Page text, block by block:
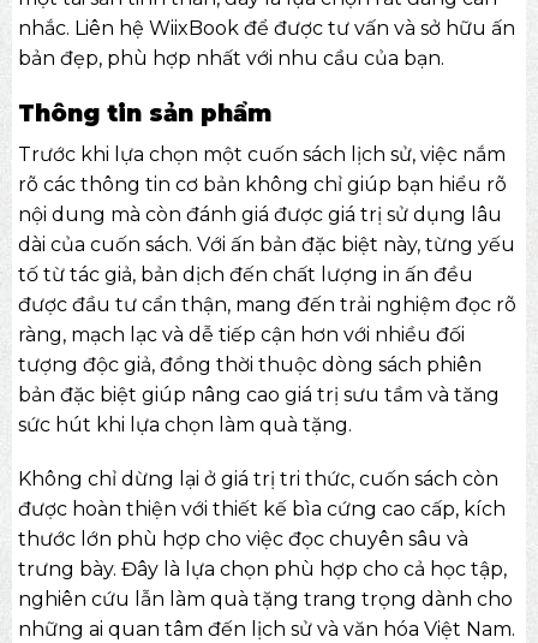
nhắc. Liên hệ WiixBook để được tư vấn và sở hữu ấn
bản đẹp, phù hợp nhất với nhu cầu của bạn.
Thông tin sản phẩm
Trước khi lựa chọn một cuốn sách lịch sử, việc nắm
rõ các thông tin cơ bản không chỉ giúp bạn hiểu rõ
nội dung mà còn đánh giá được giá trị sử dụng lâu
dài của cuốn sách. Với ấn bản đặc biệt này, từng yếu
tố từ tác giả, bản dịch đến chất lượng in ấn đều
được đầu tư cẩn thận, mang đến trải nghiệm đọc rõ
ràng, mạch lạc và dễ tiếp cận hơn với nhiều đối
tượng độc giả, đồng thời thuộc dòng sách phiên
bản đặc biệt giúp nâng cao giá trị sưu tầm và tăng
sức hút khi lựa chọn làm quà tặng.
Không chỉ dừng lại ở giá trị tri thức, cuốn sách còn
được hoàn thiện với thiết kế bìa cứng cao cấp, kích
thước lớn phù hợp cho việc đọc chuyên sâu và
trưng bày. Đây là lựa chọn phù hợp cho cả học tập,
nghiên cứu lẫn làm quà tặng trang trọng dành cho
những ai quan tâm đến lịch sử và văn hóa Việt Nam.